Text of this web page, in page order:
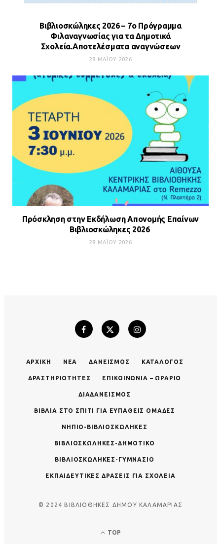
Βιβλιοσκώληκες 2026 – 7ο Πρόγραμμα
Φιλαναγνωσίας για τα Δημοτικά
Σχολεία.Αποτελέσματα αναγνώσεων
28 ΜΑΪ́ΟΥ 2026
Πρόσκληση στην Εκδήλωση Απονομής Επαίνων
Βιβλιοσκώληκες 2026
28 ΜΑΪ́ΟΥ 2026
ΑΡΧΙΚΉ ΝΈΑ ΔΑΝΕΙΣΜΌΣ ΚΑΤΆΛΟΓΟΣ
ΔΡΑΣΤΗΡΙΌΤΗΤΕΣ ΕΠΙΚΟΙΝΩΝΊΑ – ΩΡΆΡΙΟ
ΔΙΑΔΑΝΕΙΣΜΌΣ
ΒΙΒΛΊΑ ΣΤΟ ΣΠΊΤΙ ΓΙΑ ΕΥΠΑΘΕΊΣ ΟΜΆΔΕΣ
ΝΗΠΙΟ-ΒΙΒΛΙΟΣΚΏΛΗΚΕΣ
ΒΙΒΛΙΟΣΚΏΛΗΚΕΣ-ΔΗΜΟΤΙΚΌ
ΒΙΒΛΙΟΣΚΏΛΗΚΕΣ-ΓΥΜΝΆΣΙΟ
ΕΚΠΑΙΔΕΥΤΙΚΈΣ ΔΡΆΣΕΙΣ ΓΙΑ ΣΧΟΛΕΊΑ
© 2024 ΒΙΒΛΙΟΘΗΚΕΣ ΔΗΜΟΥ ΚΑΛΑΜΑΡΙΑΣ
TOP